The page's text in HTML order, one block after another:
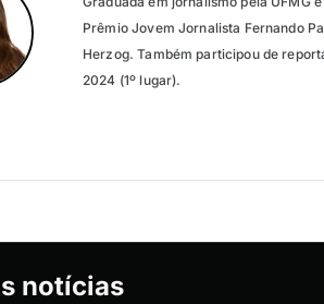
Prêmio Jovem Jornalista Fernando
Herzog. Também participou de
2024 (1º lugar).
notícias